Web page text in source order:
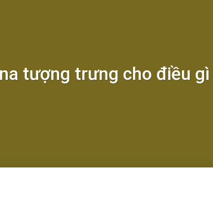
tượng trưng cho điều